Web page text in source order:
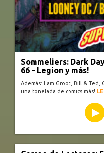
Sommeliers: Dark
66 - Legion y más!
Además: I am Groot, Bill & Ted,
una tonelada de comics más!